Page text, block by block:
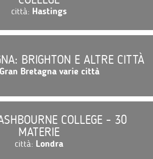
città: Hastings
BRIGHTON E ALTRE CITTÀ
Gran Bretagna varie città
COLLEGE - 30
MATERIE
città: Londra